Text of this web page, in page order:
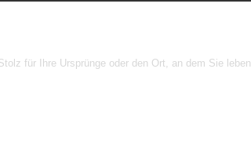
für Ihre Ursprünge oder den Ort, an dem Sie leben